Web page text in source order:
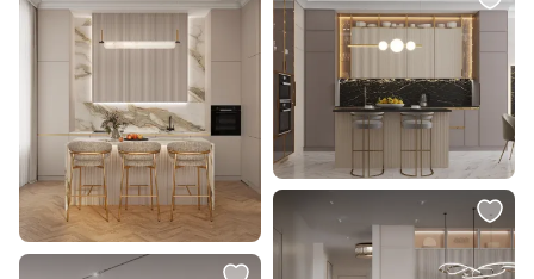
17 500 ₽
Светильник подвесной Stilfort
Zaira / Заира 2097/03/02P
В корзину
17 900 ₽
Стул полубарный Bergenson
Bjorn Eirill BD-3013403
В корзину